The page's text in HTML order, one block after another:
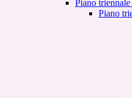
Piano
Piano